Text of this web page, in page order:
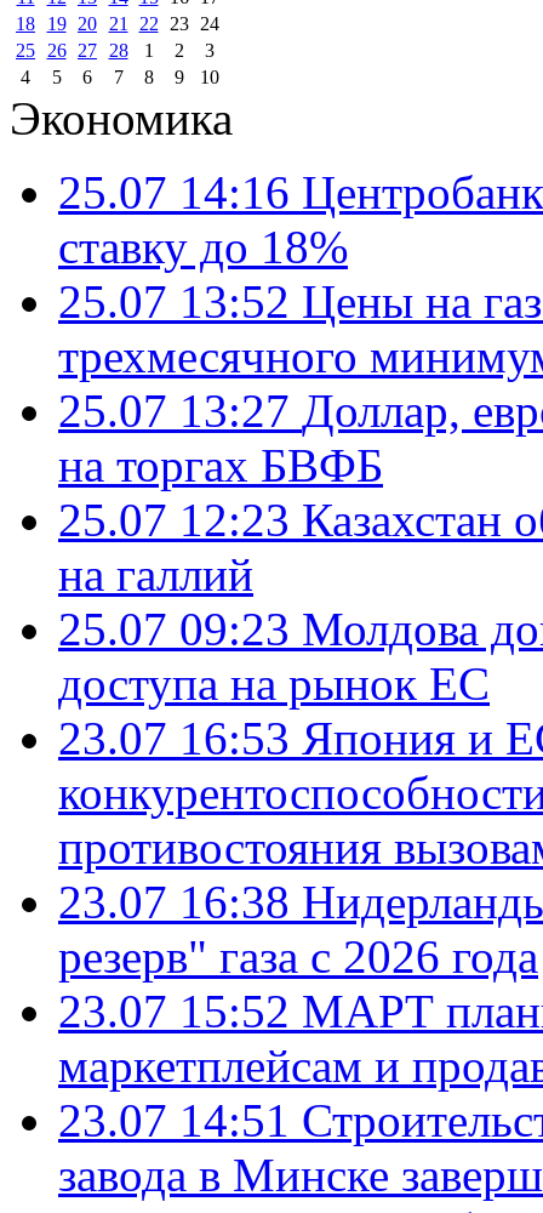
18
19 20 21 22 23
24
25
26 27 28 1 2
3
4
5 6 7 8 9 10
Экономика
25.07 14:16
ставку до 18%
25.07 13:52 Цены на
трехмесячного
25.07 13:27 Доллар,
на торгах БВФБ
25.07 12:23 Казахстан
на галлий
25.07 09:23 Молдова
доступа на рынок ЕС
23.07 16:53 Япония и
противостояния
23.07 16:38
резерв" газа с 2026 года
23.07 15:52 МАРТ
маркетплейсам и
23.07 14:51
завода в Минске